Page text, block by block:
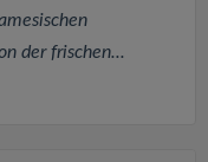
der frischen...